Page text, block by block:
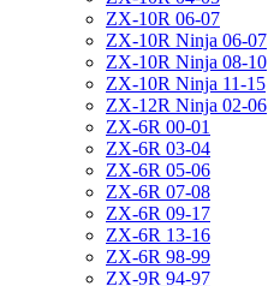
ZX-10R 06-07
ZX-10R Ninja 06-07
ZX-10R Ninja 08-10
ZX-10R Ninja 11-15
ZX-12R Ninja 02-06
ZX-6R 00-01
ZX-6R 03-04
ZX-6R 05-06
ZX-6R 07-08
ZX-6R 09-17
ZX-6R 13-16
ZX-6R 98-99
ZX-9R 94-97